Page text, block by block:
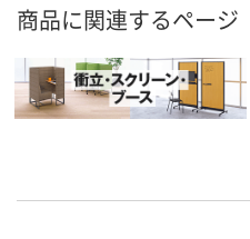
商品に関連するページ